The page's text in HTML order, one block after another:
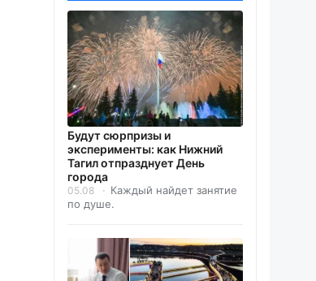
Будут сюрпризы и
эксперименты: как Нижний
Тагил отпразднует День
города
05.08
Каждый найдет занятие
по душе.